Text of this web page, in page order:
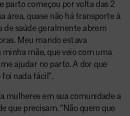
parto começou por volta das 2
área, quase não há transporte à
de saúde geralmente abrem
Meu marido estava
mãe, que veio com uma
ajudar no parto. A dor que
nada fácil”.
mulheres em sua comunidade a
que precisam. “Não quero que